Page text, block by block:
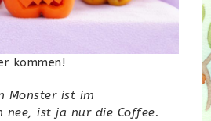
kommen!
Monster ist im
nee, ist ja nur die Coffee.